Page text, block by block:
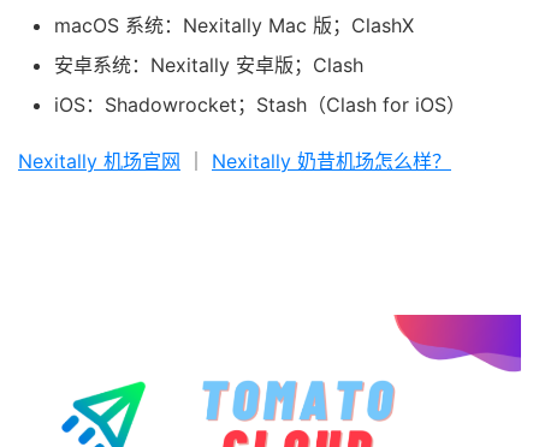
macOS 系统：Nexitally Mac 版；ClashX
安卓系统：Nexitally 安卓版；Clash
iOS：Shadowrocket；Stash（Clash for iOS）
Nexitally 机场官网 Nexitally 奶昔机场怎么样？